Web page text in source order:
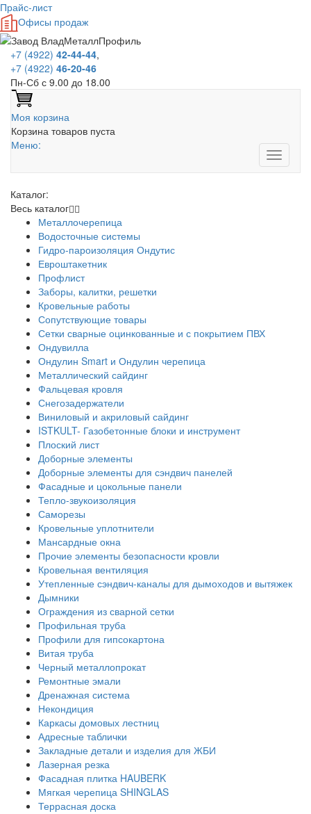
Прайс-лист
Офисы продаж
+7 (4922) 42-44-44,
+7 (4922) 46-20-46
Пн-Сб с 9.00 до 18.00
Моя корзина
Корзина товаров пуста
Меню:
Каталог:
Весь каталог
Металлочерепица
Водосточные системы
Гидро-пароизоляция Ондутис
Евроштакетник
Профлист
Заборы, калитки, решетки
Кровельные работы
Сопутствующие товары
Сетки сварные оцинкованные и с покрытием ПВХ
Ондувилла
Ондулин Smart и Ондулин черепица
Металлический сайдинг
Фальцевая кровля
Снегозадержатели
Виниловый и акриловый сайдинг
ISTKULT- Газобетонные блоки и инструмент
Плоский лист
Доборные элементы
Доборные элементы для сэндвич панелей
Фасадные и цокольные панели
Тепло-звукоизоляция
Саморезы
Кровельные уплотнители
Мансардные окна
Прочие элементы безопасности кровли
Кровельная вентиляция
Утепленные сэндвич-каналы для дымоходов и вытяжек
Дымники
Ограждения из сварной сетки
Профильная труба
Профили для гипсокартона
Витая труба
Черный металлопрокат
Ремонтные эмали
Дренажная система
Некондиция
Каркасы домовых лестниц
Адресные таблички
Закладные детали и изделия для ЖБИ
Лазерная резка
Фасадная плитка HAUBERK
Мягкая черепица SHINGLAS
Террасная доска